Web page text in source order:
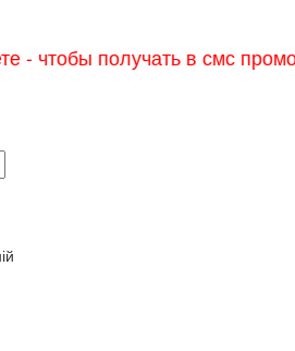
получать в смс